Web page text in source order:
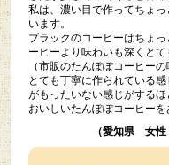
私は、濃い目で作ってちょ
います。
ブラックのコーヒーはちょ
ーヒーより味わいも深くとて
（市販のたんぽぽコーヒー
とても丁寧に作られている
がもったいない感じがするほ
おいしいたんぽぽコーヒー
（愛知県 女